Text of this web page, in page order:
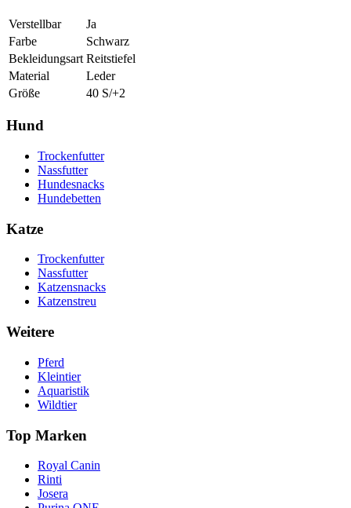
Verstellbar
Ja
Farbe
Schwarz
Bekleidungsart Reitstiefel
Material
Leder
Größe
40 S/+2
Hund
Trockenfutter
Nassfutter
Hundesnacks
Hundebetten
Katze
Trockenfutter
Nassfutter
Katzensnacks
Katzenstreu
Weitere
Pferd
Kleintier
Aquaristik
Wildtier
Top Marken
Royal Canin
Rinti
Josera